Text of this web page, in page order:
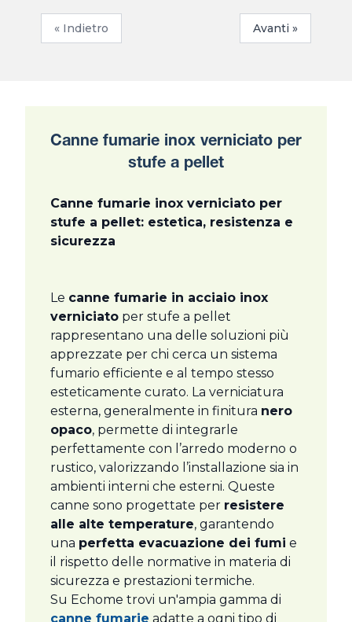
« Indietro Avanti »
Canne fumarie inox verniciato per
stufe a pellet
Canne fumarie inox verniciato per
stufe a pellet: estetica, resistenza e
sicurezza
Le canne fumarie in acciaio inox
verniciato per stufe a pellet
rappresentano una delle soluzioni più
apprezzate per chi cerca un sistema
fumario efficiente e al tempo stesso
esteticamente curato. La verniciatura
esterna, generalmente in finitura nero
opaco, permette di integrarle
perfettamente con l’arredo moderno o
rustico, valorizzando l’installazione sia in
ambienti interni che esterni. Queste
canne sono progettate per resistere
alle alte temperature, garantendo
una perfetta evacuazione dei fumi e
il rispetto delle normative in materia di
sicurezza e prestazioni termiche.
Su Echome trovi un'ampia gamma di
canne fumarie adatte a ogni tipo di